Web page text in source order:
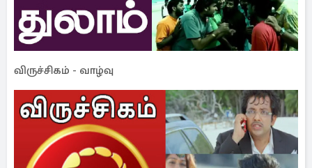
விருச்சிகம் - வாழ்வு